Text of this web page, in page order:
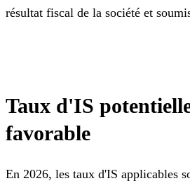
résultat fiscal de la société et
Taux d'IS
favorable
En 2026, les taux d'IS applicables